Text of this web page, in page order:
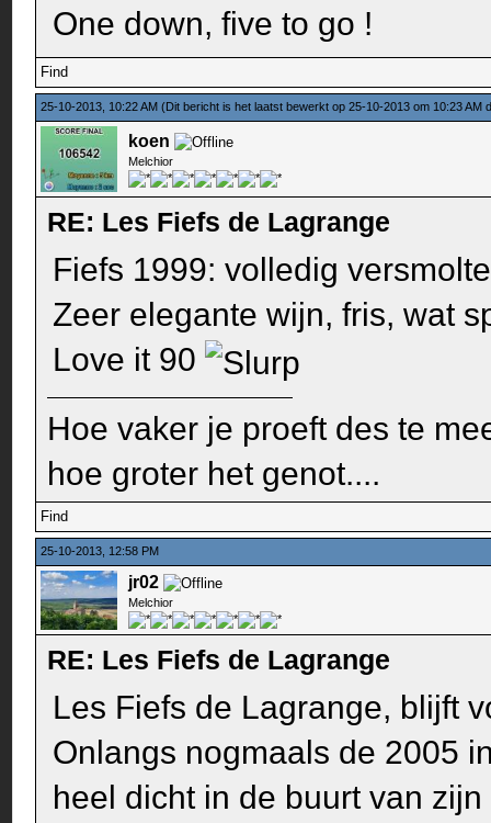
One down, five to go !
Find
25-10-2013, 10:22 AM(Dit bericht is het laatst bewerkt op 25-10-2013 om 10:23 AM
koen
Melchior
RE: Les Fiefs de Lagrange
Fiefs 1999: volledig
Zeer elegante wijn, fris, wat
Love it 90
Hoe vaker je proeft des te
hoe groter het genot....
Find
25-10-2013, 12:58 PM
jr02
Melchior
RE: Les Fiefs de Lagrange
Les Fiefs de Lagrange, blijft
Onlangs nogmaals de 2005
heel dicht in de buurt van